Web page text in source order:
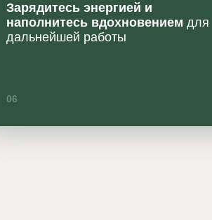
Зарядитесь энергией и
наполнитесь вдохновением для
дальнейшей работы
06